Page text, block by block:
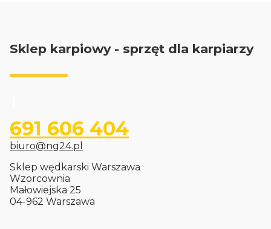
Sklep karpiowy - sprzęt dla karpiarzy
691 606 404
biuro@ng24.pl
Sklep wędkarski Warszawa
Wzorcownia
Małowiejska 25
04-962 Warszawa